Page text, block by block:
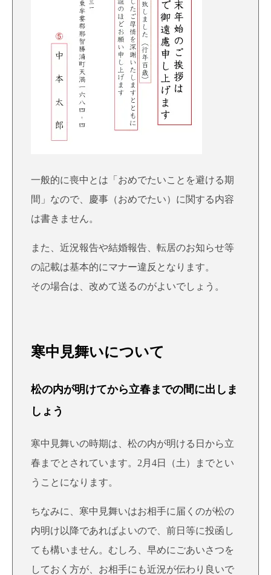
一般的に喪中とは「おめでたいことを避ける期
間」なので、慶事（おめでたい）に関する内容
は書きません。
また、近況報告や結婚報告、転居のお知らせ等
の記載は基本的にマナー違反となります。
その場合は、改めて送るのがよいでしょう。
寒中見舞いについて
松の内が明けてから立春までの間に出しま
しょう
寒中見舞いの時期は、松の内が明ける日から立
春までとされています。2月4日（土）までとい
うことになります。
ちなみに、寒中見舞いはお相手に届くのが松の
内明け以降であればよいので、前日等に投函し
ても構いません。むしろ、早めにごあいさつを
しておく方が、お相手にも近況が伝わり良いで